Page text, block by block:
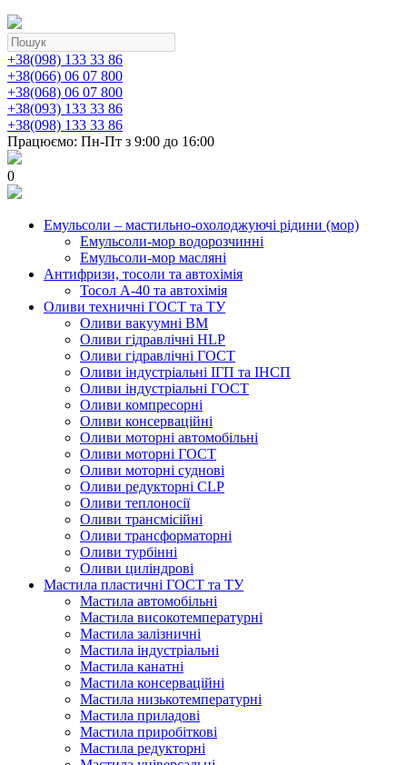
+38(098) 133 33 86
+38(066) 06 07 800
+38(068) 06 07 800
+38(093) 133 33 86
+38(098) 133 33 86
Працюємо: Пн-Пт з 9:00 до 16:00
0
Емульсоли – мастильно-охолоджуючі рідини (мор)
Емульсоли-мор водорозчинні
Емульсоли-мор масляні
Антифризи, тосоли та автохімія
Тосол А-40 та автохімія
Оливи техничні ГОСТ та ТУ
Оливи вакуумні ВМ
Оливи гідравлічні HLP
Оливи гідравлічні ГОСТ
Оливи індустріальні ІГП та ІНСП
Оливи індустріальні ГОСТ
Оливи компресорні
Оливи консерваційні
Оливи моторні автомобільні
Оливи моторні ГОСТ
Оливи моторні суднові
Оливи редукторні CLP
Оливи теплоносії
Оливи трансмісійні
Оливи трансформаторні
Оливи турбінні
Оливи циліндрові
Мастила пластичні ГОСТ та ТУ
Мастила автомобільні
Мастила високотемпературні
Мастила залізничні
Мастила індустріальні
Мастила канатні
Мастила консерваційні
Мастила низькотемпературні
Мастила приладові
Мастила приробіткові
Мастила редукторні